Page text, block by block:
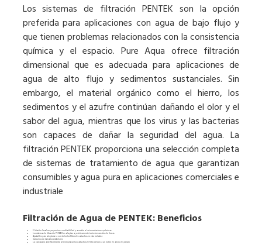
Los sistemas de filtración PENTEK son la opción
preferida para aplicaciones con agua de bajo flujo y
que tienen problemas relacionados con la consistencia
química y el espacio. Pure Aqua ofrece filtración
dimensional que es adecuada para aplicaciones de
agua de alto flujo y sedimentos sustanciales. Sin
embargo, el material orgánico como el hierro, los
sedimentos y el azufre continúan dañando el olor y el
sabor del agua, mientras que los virus y las bacterias
son capaces de dañar la seguridad del agua. La
filtración PENTEK proporciona una selección completa
de sistemas de tratamiento de agua que garantizan
consumibles y agua pura en aplicaciones comerciales e
industriale
Filtración de Agua de PENTEK: Beneficios
El diseño duradero proporciona confiabilidad y aversión a las incrustaciones químicas
Los sistemas de filtración PENTEK se adaptan a prácticamente todos los tamaños de líneas
Ajustables para adaptarse a casi todos los filtros de cartuchos en esta industria
Cartuchos de tamaños estándares
La carcasa se abre fácilmente al reemplazar los cartuchos de filtro debido a un botón de alivio de presión